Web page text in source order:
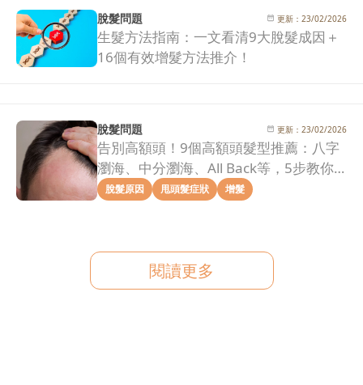
脫髮問題 更新： 23/02/2026
生髮方法指南：一文看清9大脫髮成因＋
16個有效增髮方法推介！
脫髮問題 更新： 23/02/2026
告別高額頭！9個高額頭髮型推薦：八字
瀏海、中分瀏海、All Back等，5步教你
拯救髮際線危機！
脫髮原因 甩頭髮症狀 增髮
閱讀更多